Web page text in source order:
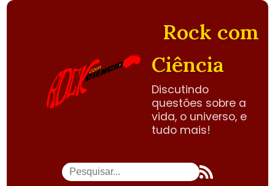
Rock com
Ciência
Discutindo
questões sobre a
vida, o universo, e
tudo mais!